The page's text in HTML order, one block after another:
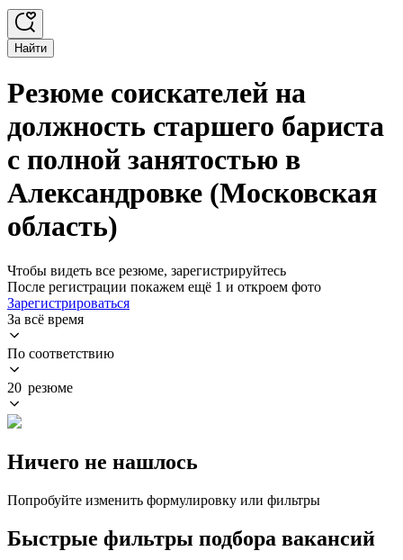
Найти
Резюме соискателей на
должность старшего бариста
с полной занятостью в
Александровке (Московская
область)
Чтобы видеть все резюме, зарегистрируйтесь
После регистрации покажем ещё 1 и откроем фото
Зарегистрироваться
За всё время
По соответствию
20 резюме
Ничего не нашлось
Попробуйте изменить формулировку или фильтры
Быстрые фильтры подбора вакансий